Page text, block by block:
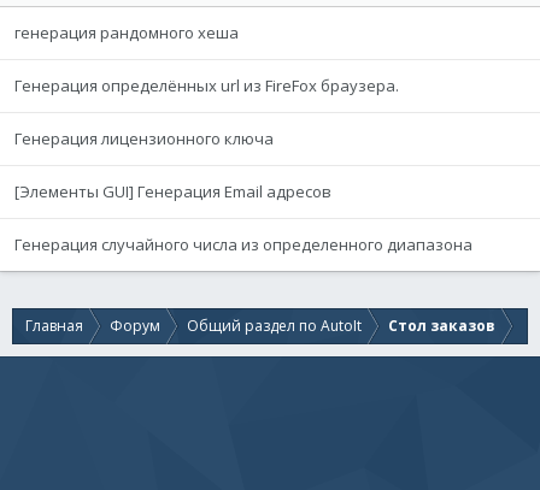
генерация рандомного хеша
Генерация определённых url из FireFox браузера.
Генерация лицензионного ключа
[Элементы GUI] Генерация Email адресов
Генерация случайного числа из определенного диапазона
Главная Форум Общий раздел по AutoIt Стол заказов